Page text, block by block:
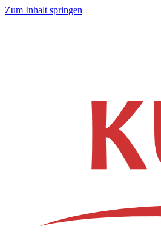
Zum Inhalt springen